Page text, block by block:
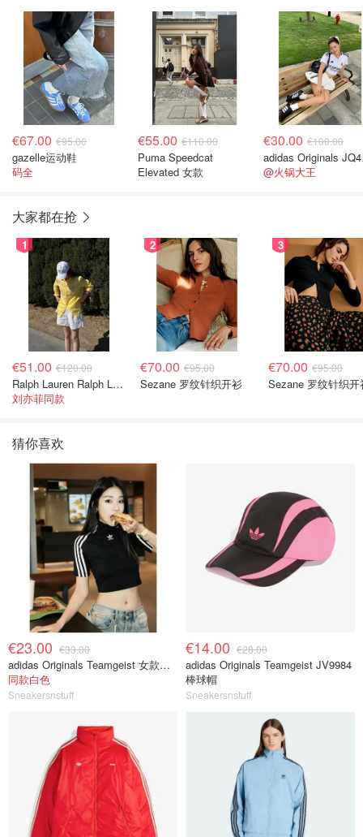
€67.00 €95.00
gazelle运动鞋
码全
€55.00 €110.00
Puma Speedcat
Elevated 女款
€30.00 €100.00
@火锅大王
大家都在抢
1
€51.00 €120.00
Ralph Lauren Ralph Lauren 男童亚麻衬衫
刘亦菲同款
2
€70.00 €95.00
Sezane 罗纹针织开衫
3
€70.00 €95.00
Sezane 罗纹针织开
猜你喜欢
€23.00 €33.00
adidas Originals Teamgeist 女款短袖 JZ8279
同款白色
Sneakersnstuff
€14.00 €28.00
adidas Originals Teamgeist JV9984
棒球帽
Sneakersnstuff